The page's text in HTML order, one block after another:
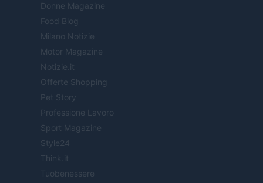
Donne Magazine
Food Blog
Milano Notizie
Motor Magazine
Notizie.it
Offerte Shopping
Pet Story
Professione Lavoro
Sport Magazine
Style24
Think.it
Tuobenessere